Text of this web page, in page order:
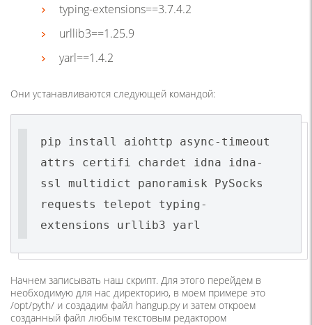
typing-extensions==3.7.4.2
urllib3==1.25.9
yarl==1.4.2
Они устанавливаются следующей командой:
pip install aiohttp async-timeout
attrs certifi chardet idna idna-
ssl multidict panoramisk PySocks
requests telepot typing-
extensions urllib3 yarl
Начнем записывать наш скрипт. Для этого перейдем в
необходимую для нас директорию, в моем примере это
/opt/pyth/ и создадим файл hangup.py и затем откроем
созданный файл любым текстовым редактором